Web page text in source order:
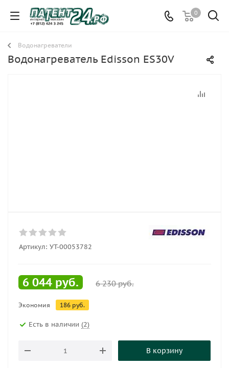
0
Водонагреватели
Водонагреватель Edisson ES30V
Артикул: УТ-00053782
6 044 руб. 6 230руб.
Экономия 186 руб.
Есть в наличии (2)
В корзину